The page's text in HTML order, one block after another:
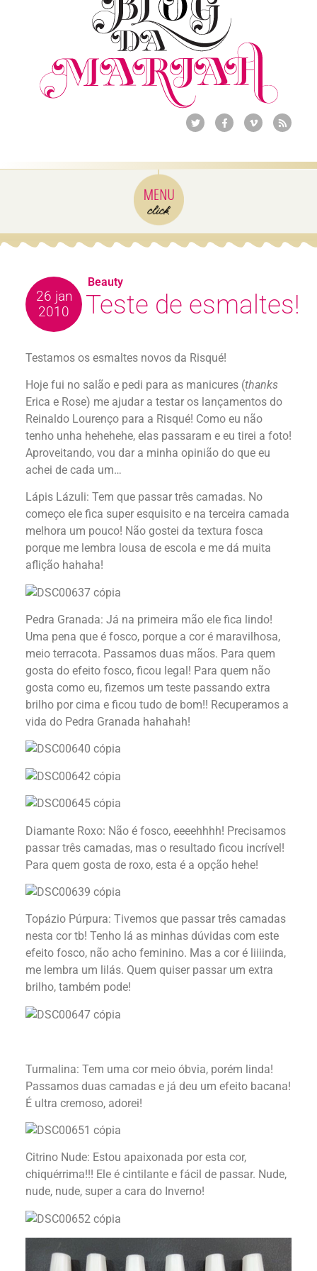
26 jan
2010
Teste de esmaltes!
Testamos os esmaltes novos da Risqué!
Hoje fui no salão e pedi para as manicures (thanks
Erica e Rose) me ajudar a testar os lançamentos do
Reinaldo Lourenço para a Risqué! Como eu não
tenho unha hehehehe, elas passaram e eu tirei a foto!
Aproveitando, vou dar a minha opinião do que eu
achei de cada um…
Lápis Lázuli: Tem que passar três camadas. No
começo ele fica super esquisito e na terceira camada
melhora um pouco! Não gostei da textura fosca
porque me lembra lousa de escola e me dá muita
aflição hahaha!
Pedra Granada: Já na primeira mão ele fica lindo!
Uma pena que é fosco, porque a cor é maravilhosa,
meio terracota. Passamos duas mãos. Para quem
gosta do efeito fosco, ficou legal! Para quem não
gosta como eu, fizemos um teste passando extra
brilho por cima e ficou tudo de bom!! Recuperamos a
vida do Pedra Granada hahahah!
Diamante Roxo: Não é fosco, eeeehhhh! Precisamos
passar três camadas, mas o resultado ficou incrível!
Para quem gosta de roxo, esta é a opção hehe!
Topázio Púrpura: Tivemos que passar três camadas
nesta cor tb! Tenho lá as minhas dúvidas com este
efeito fosco, não acho feminino. Mas a cor é liiiinda,
me lembra um lilás. Quem quiser passar um extra
brilho, também pode!
Turmalina: Tem uma cor meio óbvia, porém linda!
Passamos duas camadas e já deu um efeito bacana!
É ultra cremoso, adorei!
Citrino Nude: Estou apaixonada por esta cor,
chiquérrima!!! Ele é cintilante e fácil de passar. Nude,
nude, nude, super a cara do Inverno!
Beauty